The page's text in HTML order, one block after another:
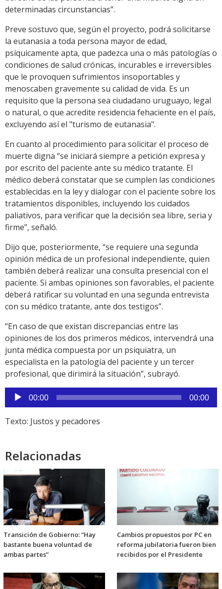
determinadas circunstancias”.
Preve sostuvo que, según el proyecto, podrá solicitarse
la eutanasia a toda persona mayor de edad,
psíquicamente apta, que padezca una o más patologías o
condiciones de salud crónicas, incurables e irreversibles
que le provoquen sufrimientos insoportables y
menoscaben gravemente su calidad de vida. Es un
requisito que la persona sea ciudadano uruguayo, legal
o natural, o que acredite residencia fehaciente en el país,
excluyendo así el "turismo de eutanasia".
En cuanto al procedimiento para solicitar el proceso de
muerte digna “se iniciará siempre a petición expresa y
por escrito del paciente ante su médico tratante. El
médico deberá constatar que se cumplen las condiciones
establecidas en la ley y dialogar con el paciente sobre los
tratamientos disponibles, incluyendo los cuidados
paliativos, para verificar que la decisión sea libre, seria y
firme”, señaló.
Dijo que, posteriormente, “se requiere una segunda
opinión médica de un profesional independiente, quien
también deberá realizar una consulta presencial con el
paciente. Si ambas opiniones son favorables, el paciente
deberá ratificar su voluntad en una segunda entrevista
con su médico tratante, ante dos testigos”.
“En caso de que existan discrepancias entre las
opiniones de los dos primeros médicos, intervendrá una
junta médica compuesta por un psiquiatra, un
especialista en la patología del paciente y un tercer
profesional, que dirimirá la situación”, subrayó.
Reproductor
de
audio
00:00 00:00
Texto: Justos y pecadores
Relacionadas
Transición de Gobierno: “Hay
bastante buena voluntad de
ambas partes”
Cambios propuestos por PC en
reforma jubilatoria fueron bien
recibidos por el Presidente